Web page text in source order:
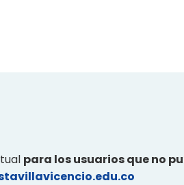
para los usuarios que no